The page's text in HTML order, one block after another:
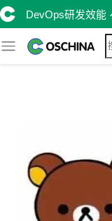
DevOps研发效能